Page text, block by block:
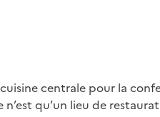
centrale pour la
qu’un lieu de